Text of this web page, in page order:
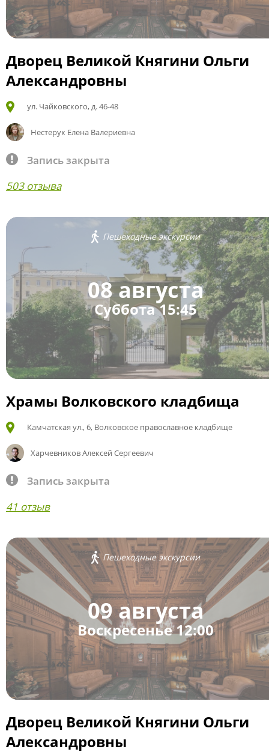
Дворец Великой Княгини Ольги
Александровны
ул. Чайковского, д. 46-48
Нестерук Елена Валериевна
Запись закрыта
503 отзыва
Пешеходные экскурсии
08 августа
Суббота 15:45
Храмы Волковского кладбища
Камчатская ул., 6, Волковское православное кладбище
Харчевников Алексей Сергеевич
Запись закрыта
41 отзыв
Пешеходные экскурсии
09 августа
Воскресенье 12:00
Дворец Великой Княгини Ольги
Александровны